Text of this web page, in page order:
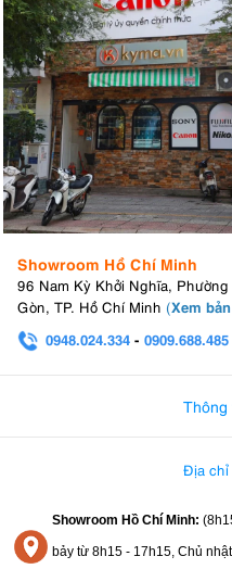
Showroom Hồ Chí Minh
96 Nam Kỳ Khởi Nghĩa, Phường
Gòn, TP. Hồ Chí Minh (Xem
0948.024.334 - 0909.688.485
Thông
Địa chỉ
Showroom Hồ Chí Minh:
bảy từ 8h15 - 17h15, Chủ